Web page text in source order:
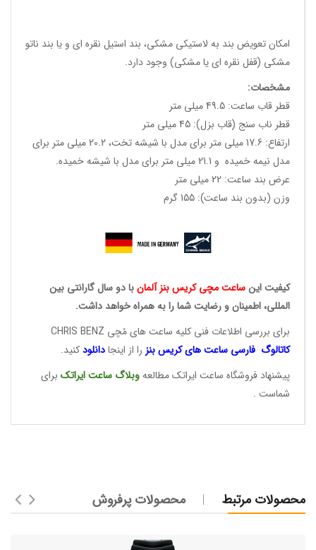
امکان تعویض بند به لاستیکی مشکی، بند استیل نقره ای و یا بند ناتو
مشکی (قفل نقره ای یا مشکی) وجود دارد.
مشخصات:
قطر قاب ساعت: 49.5 میلی متر
قطر ناب سنج (قاب بزل): 45 میلی متر
ارتفاع: 17.6 میلی متر برای مدل با شیشه تخت، 20.2 میلی متر برای
مدل نیمه خمیده و 21.1 میلی متر برای مدل با شیشه خمیده.
عرض بند ساعت: 22 میلی متر
وزن (بدون بند ساعت): 155 گرم
کیفیت اینساعت مچی کریسبنز آلمانبا دو سال گارانتی بین
المللی، اطمینان و رضایت شما را به همراه خواهد داشت.
برای بررسی اطلاعات فنی کلیه ساعت های مُچی CHRIS BENZ
کاتالوگ فارسی ساعت هایکریس بنز را از اینجادانلودکنید.
پیشنهاد فروشگاه ساعت ایراتک مطالعهوبلاگ ساعتایراتک برای
شماست .
محصولات مرتبط محصولات پرفروش